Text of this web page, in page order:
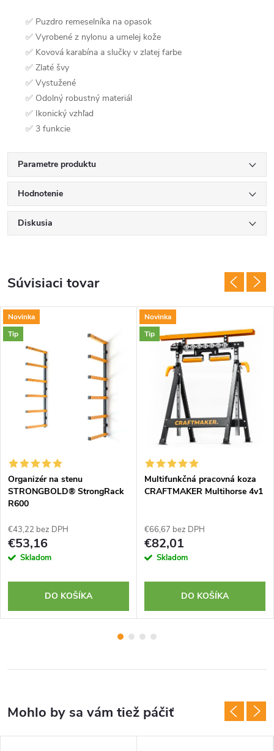
✅ Puzdro remeselníka na opasok
✅ Vyrobené z nylonu a umelej kože
✅ Kovová karabína a slučky v zlatej farbe
✅ Zlaté švy
✅ Vystužené
✅ Odolný robustný materiál
✅ Ikonický vzhľad
✅ 3 funkcie
Parametre produktu
Hodnotenie
Diskusia
Súvisiaci tovar
Novinka
Tip
Organizér na stenu
STRONGBOLD® StrongRack
R600
€43,22 bez DPH
€53,16
Skladom
DO KOŠÍKA
Novinka
Tip
Multifunkčná pracovná koza
CRAFTMAKER Multihorse 4v1
€66,67 bez DPH
€82,01
Skladom
DO KOŠÍKA